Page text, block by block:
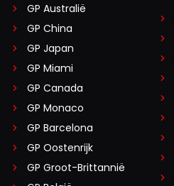
GP Australië
GP China
GP Japan
GP Miami
GP Canada
GP Monaco
GP Barcelona
GP Oostenrijk
GP Groot-Brittannië